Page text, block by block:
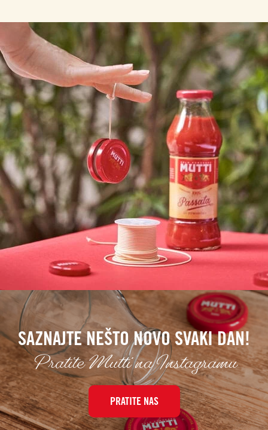
SAZNAJTE NEŠTO NOVO SVAKI DAN!
Pratite Mutti na Instagramu
PRATITE NAS